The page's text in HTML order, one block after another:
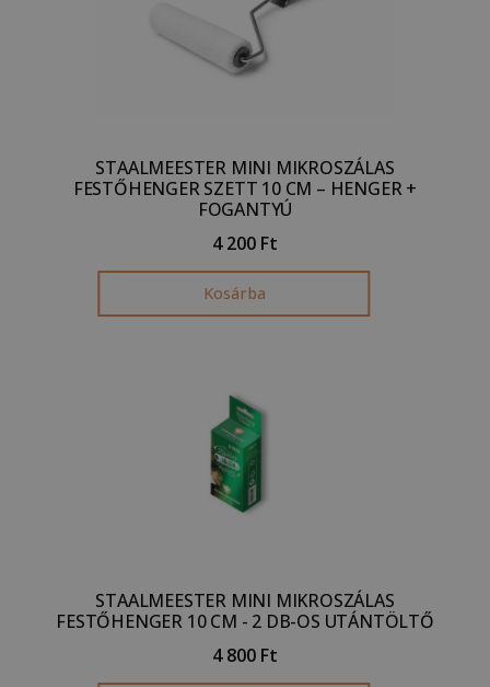
STAALMEESTER MINI MIKROSZÁLAS
FESTŐHENGER SZETT 10 CM – HENGER +
FOGANTYÚ
4 200 Ft
Kosárba
STAALMEESTER MINI MIKROSZÁLAS
FESTŐHENGER 10 CM - 2 DB-OS UTÁNTÖLTŐ
4 800 Ft